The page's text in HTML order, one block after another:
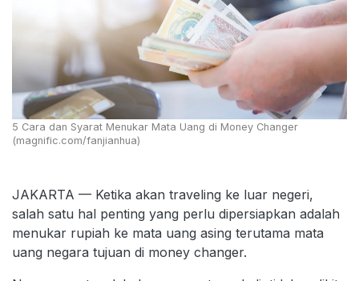
5 Cara dan Syarat Menukar Mata Uang di Money Changer
(magnific.com/fanjianhua)
JAKARTA — Ketika akan traveling ke luar negeri,
salah satu hal penting yang perlu dipersiapkan adalah
menukar rupiah ke mata uang asing terutama mata
uang negara tujuan di money changer.